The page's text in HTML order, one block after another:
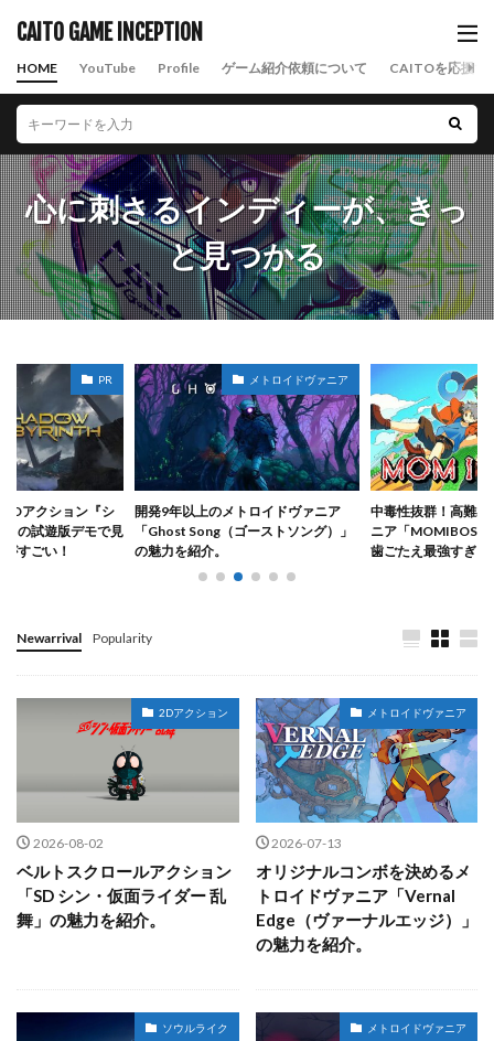
CAITO GAME INCEPTION
HOME YouTube Profile ゲーム紹介依頼について CAITOを応援す
心に刺さるインディーが、きっ
と見つかる
PR
アクション『シ
の試遊版デモで見
すごい！
メトロイドヴァニア
開発9年以上のメトロイドヴァニア
「Ghost Song（ゴーストソング）」
の魅力を紹介。
中毒性抜群！高難
ニア「MOMIBOSU
歯ごたえ最強すぎる
Newarrival Popularity
2Dアクション
2026-08-02
ベルトスクロールアクション
「SD シン・仮面ライダー 乱
舞」の魅力を紹介。
メトロイドヴァニア
2026-07-13
オリジナルコンボを決めるメ
トロイドヴァニア「Vernal
Edge（ヴァーナルエッジ）」
の魅力を紹介。
ソウルライク メトロイドヴァニア